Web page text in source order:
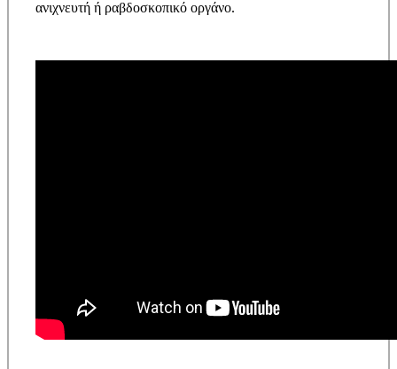
ανιχνευτή ή ραβδοσκοπικό οργάνο.